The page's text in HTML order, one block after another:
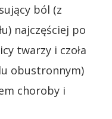
ból (z
najczęściej po
twarzy i czoła
obustronnym)
choroby i